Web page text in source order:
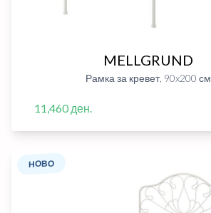
MELLGRUND
Рамка за кревет, 90x200 см
11,460 ден.
НОВО